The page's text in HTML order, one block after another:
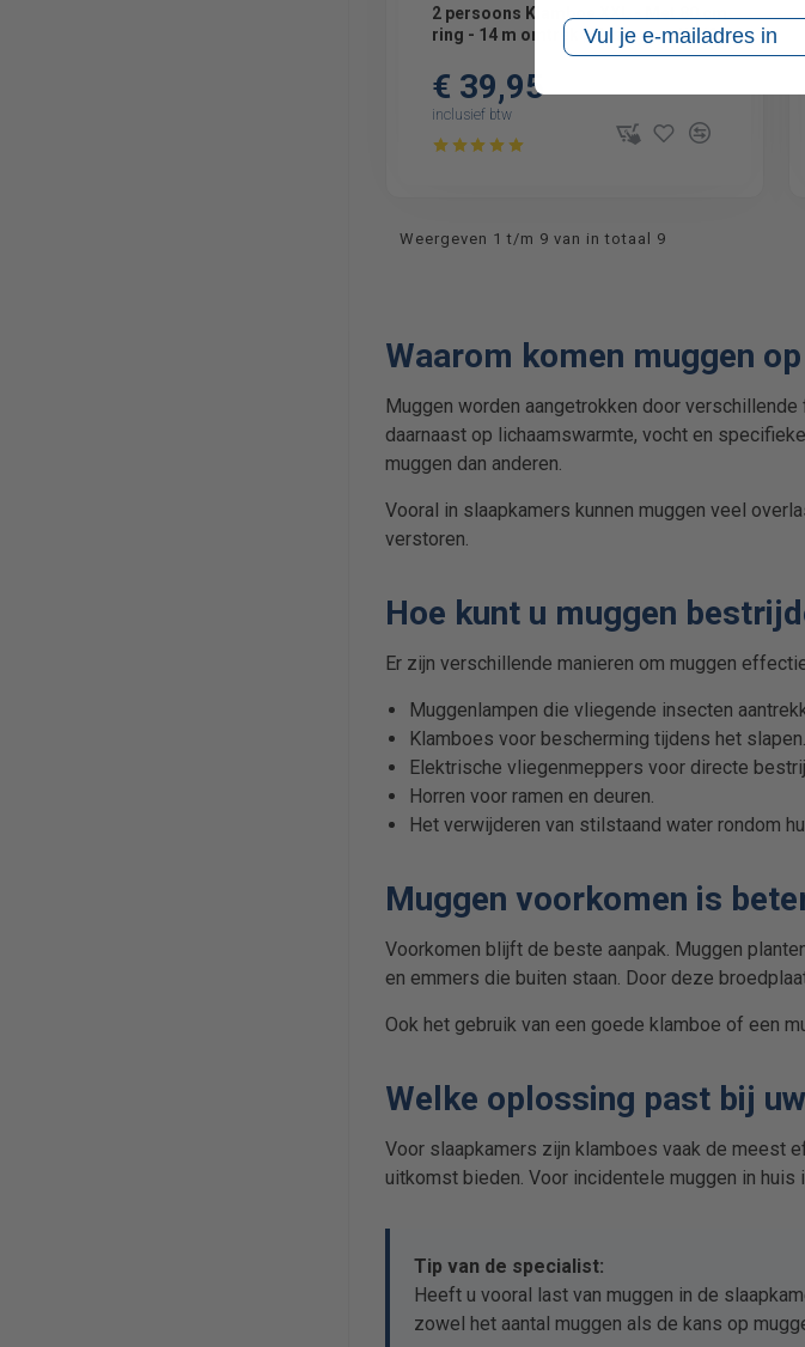
2 persoons Klamboe XXL - Met 80 cm
ring - 14 m omtrek | Flystopper K1402
€ 39,95
inclusief btw
Weergeven 1 t/m 9 van in totaal 9
Waarom komen muggen
Muggen worden aangetrokken door
daarnaast op lichaamswarmte, vocht en
muggen dan anderen.
Vooral in slaapkamers kunnen muggen veel
verstoren.
Hoe kunt u muggen
Er zijn verschillende manieren om muggen
Muggenlampen die vliegende insecten
Klamboes voor bescherming tijdens het slapen.
Elektrische vliegenmeppers voor directe
Horren voor ramen en deuren.
Het verwijderen van stilstaand water rondom
Muggen voorkomen is
Voorkomen blijft de beste aanpak. Muggen
en emmers die buiten staan. Door deze
Ook het gebruik van een goede klamboe of een
Welke oplossing past bij
Voor slaapkamers zijn klamboes vaak de meest
uitkomst bieden. Voor incidentele muggen in
Tip van de specialist:
Heeft u vooral last van muggen in de
zowel het aantal muggen als de kans op
Email